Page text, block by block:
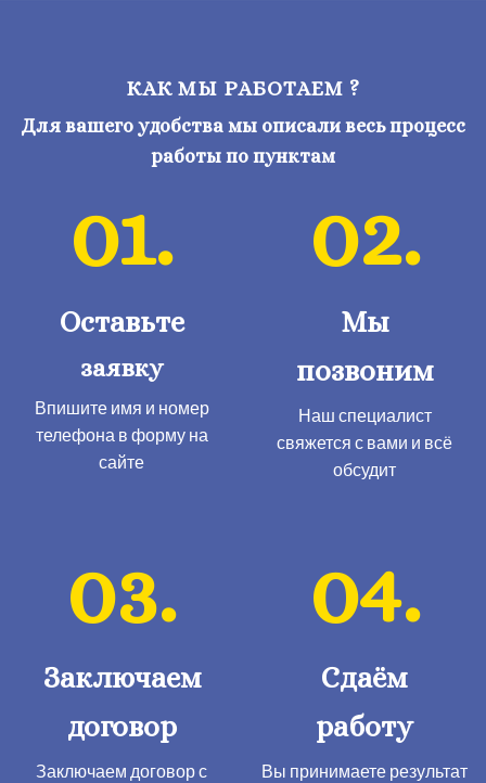
КАК МЫ РАБОТАЕМ ?
Для вашего удобства мы описали весь процесс
работы по пунктам
01.
Оставьте
заявку
Впишите имя и номер
телефона в форму на
сайте
02.
Мы
позвоним
Наш специалист
свяжется с вами и всё
обсудит
03.
Заключаем
договор
Заключаем договор с
04.
Сдаём
работу
Вы принимаете результат